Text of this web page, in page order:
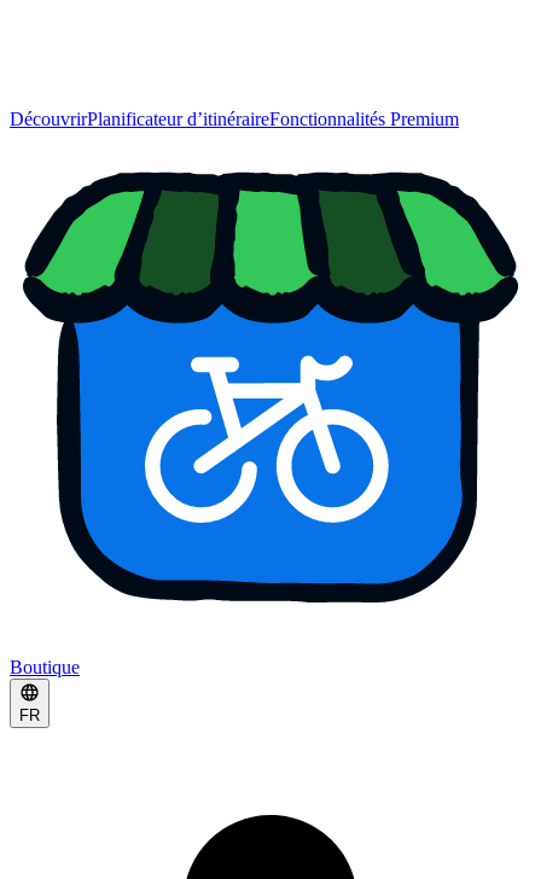
DécouvrirPlanificateur d’itinéraireFonctionnalités Premium
Boutique
FR